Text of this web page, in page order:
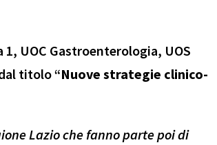
1, UOC Gastroenterologia, UOS
titolo “Nuove strategie clinico-
Lazio che fanno parte poi di